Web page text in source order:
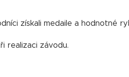
získali medaile a hodnotné
realizaci závodu.